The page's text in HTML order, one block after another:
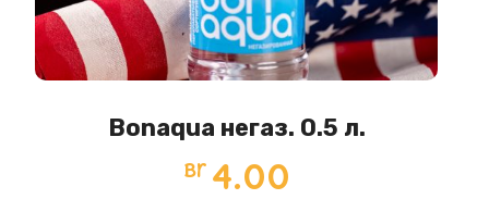
Bonaqua негаз. 0.5 л.
Br 4.00